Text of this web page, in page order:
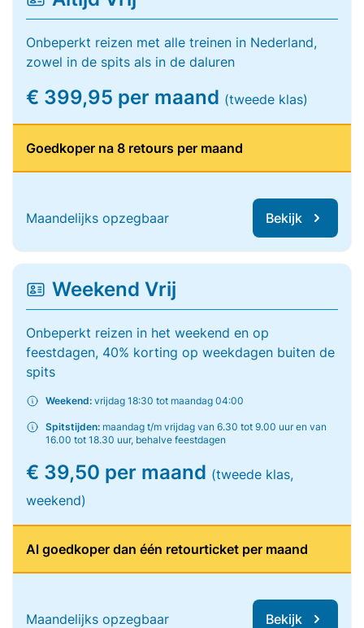
Onbeperkt reizen met alle treinen in Nederland,
zowel in de spits als in de daluren
€ 399,95 per maand (tweede klas)
Goedkoper na 8 retours per maand
Maandelijks opzegbaar Bekijk
Weekend Vrij
Onbeperkt reizen in het weekend en op
feestdagen, 40% korting op weekdagen buiten de
spits
Weekend: vrijdag 18:30 tot maandag 04:00
Spitstijden: maandag t/m vrijdag van 6.30 tot 9.00 uur en van
16.00 tot 18.30 uur, behalve feestdagen
€ 39,50 per maand (tweede klas,
weekend)
Al goedkoper dan één retourticket per maand
Maandelijks opzegbaar Bekijk